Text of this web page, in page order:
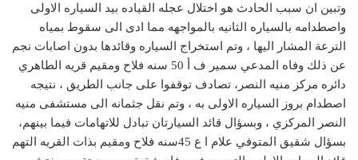
وتبين ان سبب الحادث هو اختلال عجله القياده بيد السياره الاولى
واصطدامه بالسياره الثانيه بالمواجهه مما ادى الى سقوط بمياه
الترعة المشار اليها ، وتم استخراج السياره وقائدها بدون اصابات نجم
عن ذلك وفاه المدعي سمير ف أ 50 سنه فلاح ومقيم قريه الطاهري
دائره مركز منيه النصر، تصادف توقفوا على جانب الطريق ، نتيجه
اصطدام بروز السياره الاولى به ، وتم نقل جثمانه الى مستشفى منيه
النصر المركزي ، وبسؤال قائد السيارتان تبادل للاتهامات فيما بينهم،
بسؤال شقيق المتوفي علام ا ع 45سنه فلاح ومقيم بذات القريه التهم